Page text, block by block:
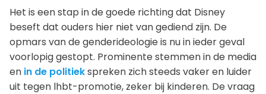
Het is een stap in de goede richting dat Disney
beseft dat ouders hier niet van gediend zijn. De
opmars van de genderideologie is nu in ieder geval
voorlopig gestopt. Prominente stemmen in de media
en in de politiekspreken zich steeds vaker en luider
uit tegen lhbt-promotie, zeker bij kinderen. De vraag